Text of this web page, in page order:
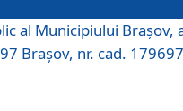
al Municipiului Braşov,
Brașov, nr. cad.